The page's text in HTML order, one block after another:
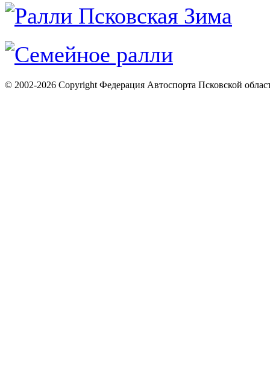
© 2002-2026 Copyright Федерация Автоспорта Псковской